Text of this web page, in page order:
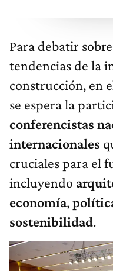
Para debatir
tendencias de la
construcción, en
se espera la
conferencistas
internacionales
cruciales para el
incluyendo
economía,
sostenibilidad.